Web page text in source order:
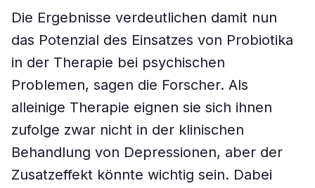
Die Ergebnisse verdeutlichen damit nun
das Potenzial des Einsatzes von Probiotika
in der Therapie bei psychischen
Problemen, sagen die Forscher. Als
alleinige Therapie eignen sie sich ihnen
zufolge zwar nicht in der klinischen
Behandlung von Depressionen, aber der
Zusatzeffekt könnte wichtig sein. Dabei